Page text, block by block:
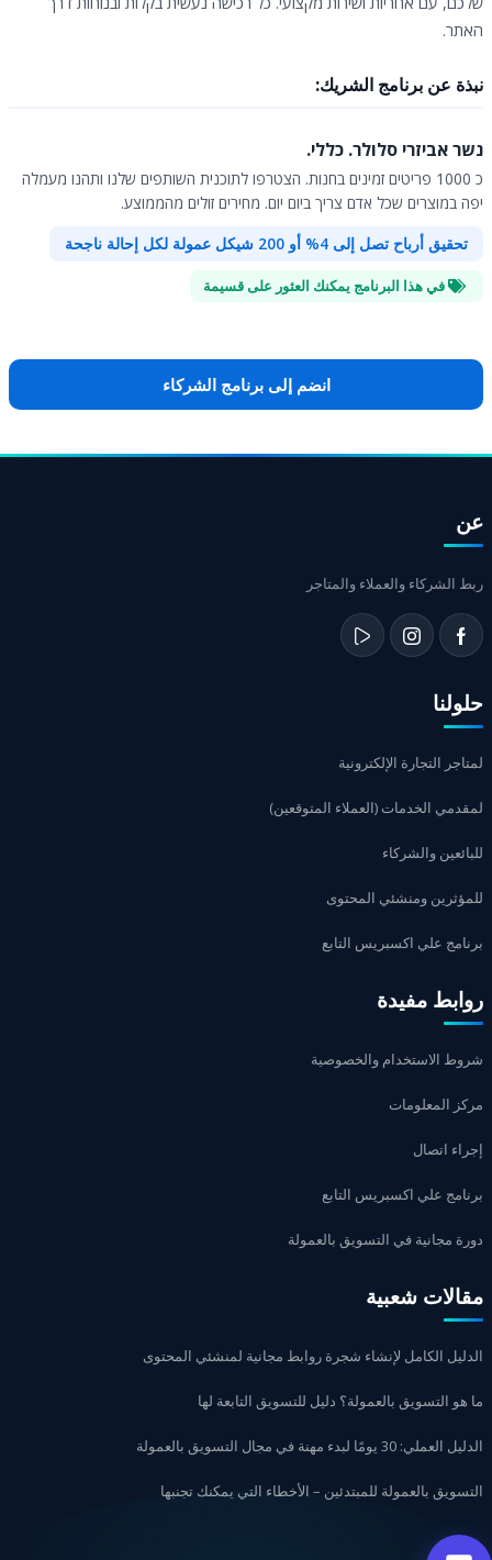
האתר.
نبذة عن برنامج الشريك:
נשר אביזרי סלולר. כללי.
כ 1000 פריטים זמינים בחנות. הצטרפו לתוכנית השותפים שלנו ותהנו מעמלה
יפה במוצרים שכל אדם צריך ביום יום. מחירים זולים מהממוצע.
تحقيق أرباح تصل إلى 4% أو 200 شيكل عمولة لكل إحالة ناجحة
في هذا البرنامج يمكنك العثور على قسيمة
انضم إلى برنامج الشركاء
عن
ربط الشركاء والعملاء والمتاجر
حلولنا
لمتاجر التجارة الإلكترونية
لمقدمي الخدمات (العملاء المتوقعين)
للبائعين والشركاء
للمؤثرين ومنشئي المحتوى
برنامج علي اكسبريس التابع
روابط مفيدة
شروط الاستخدام والخصوصية
مركز المعلومات
إجراء اتصال
برنامج علي اكسبريس التابع
دورة مجانية في التسويق بالعمولة
مقالات شعبية
الدليل الكامل لإنشاء شجرة روابط مجانية لمنشئي المحتوى
ما هو التسويق بالعمولة؟ دليل للتسويق التابعة لها
الدليل العملي: 30 يومًا لبدء مهنة في مجال التسويق بالعمولة
التسويق بالعمولة للمبتدئين – الأخطاء التي يمكنك تجنبها